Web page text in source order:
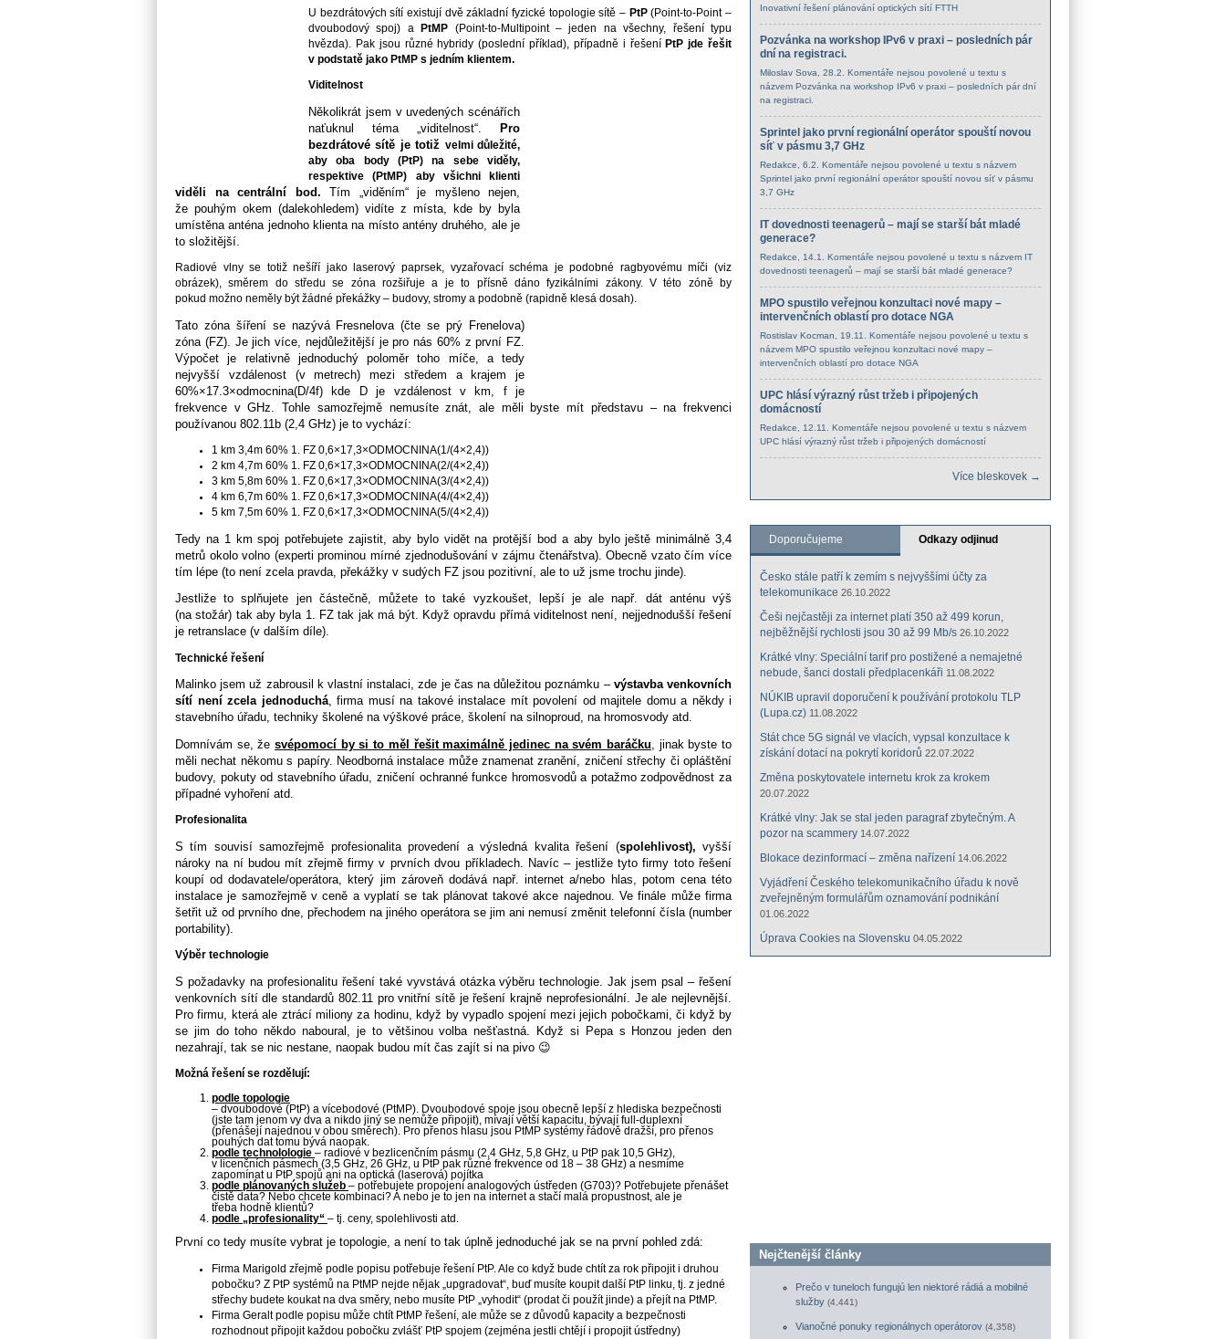
U bezdrátových sítí existují dvě základní fyzické topologie sítě – PtP(Point-to-Point –
dvoubodový spoj) a
PtMP (Point-to-Multipoint – jeden na všechny, řešení typu
hvězda). Pak jsou různé hybridy (poslední příklad), případně i řešení PtP jde řešit
v podstatě jako PtMP s jedním klientem.
Viditelnost
Několikrát jsem v uvedených scénářích
naťuknul téma „viditelnost“. Pro
bezdrátové sítě je totiž velmi důležité,
aby oba body (PtP) na sebe viděly,
respektive (PtMP) aby všichni klienti
viděli na centrální bod. Tím „viděním“ je myšleno nejen,
že pouhým okem (dalekohledem) vidíte z místa, kde by byla
umístěna anténa jednoho klienta na místo antény druhého, ale je
to složitější.
Radiové vlny se totiž nešíří jako laserový paprsek, vyzařovací schéma je podobné ragbyovému míči (viz
obrázek), směrem do středu se zóna rozšiřuje a je to přísně dáno fyzikálními zákony. V této zóně by
pokud možno neměly být žádné překážky – budovy, stromy a podobně (rapidně klesá dosah).
Tato zóna šíření se nazývá Fresnelova (čte se prý Frenelova)
zóna (FZ). Je jich více, nejdůležitější je pro nás 60% z první FZ.
Výpočet je relativně jednoduchý poloměr toho míče, a tedy
nejvyšší vzdálenost (v metrech) mezi středem a krajem je
60%×17.3×odmocnina(D/4f) kde D je vzdálenost v km, f je
frekvence v GHz. Tohle samozřejmě nemusíte znát, ale měli byste mít představu – na frekvenci
používanou 802.11b (2,4 GHz) je to vychází:
1 km 3,4m 60% 1. FZ 0,6×17,3×ODMOCNINA(1/(4×2,4))
2 km 4,7m 60% 1. FZ 0,6×17,3×ODMOCNINA(2/(4×2,4))
3 km 5,8m 60% 1. FZ 0,6×17,3×ODMOCNINA(3/(4×2,4))
4 km 6,7m 60% 1. FZ 0,6×17,3×ODMOCNINA(4/(4×2,4))
5 km 7,5m 60% 1. FZ 0,6×17,3×ODMOCNINA(5/(4×2,4))
Tedy na 1 km spoj potřebujete zajistit, aby bylo vidět na protější bod a aby bylo ještě minimálně 3,4
metrů okolo volno (expertiprominou mírné zjednodušování v zájmu čtenářstva). Obecně vzato čím více
tím lépe (to není zcela pravda, překážky v sudých FZ jsou pozitivní, ale to už jsme trochu jinde).
Jestliže to splňujete jen částečně, můžete to také vyzkoušet, lepší je ale např. dát anténu výš
(na stožár) tak aby byla 1. FZ tak jak má být. Když opravdu přímá viditelnostnení, nejjednodušší řešení
je retranslace (v dalším díle).
Technické řešení
Malinko jsem už zabrousil k vlastní instalaci, zde je čas nadůležitou poznámku – výstavba venkovních
sítí není zcela jednoduchá, firma musí na takové instalace mít povolení od majitele domu a někdy i
stavebního úřadu, techniky školené na výškové práce, školení na silnoproud, na hromosvody atd.
Domnívám se, žesvépomocí by si to měl řešitmaximálně jedinec na svém baráčku , jinak byste to
měli nechat někomu s papíry. Neodborná instalace může znamenat zranění, zničení střechy či opláštění
budovy, pokuty od stavebního úřadu, zničení ochranné funkce hromosvodů a potažmo zodpovědnost za
případné vyhoření atd.
Profesionalita
S tím souvisí samozřejmě profesionalita provedení a výsledná kvalita řešení (spolehlivost),vyšší
nároky na ní budou mít zřejmě firmy v prvních dvou příkladech. Navíc – jestliže tyto firmy toto řešení
koupí od dodavatele/operátora,
který jim zároveň dodává např. internet a/nebo hlas, potom cena této
instalace je samozřejmě v ceně a vyplatí se tak plánovat takové akce najednou. Ve finále může firma
šetřit už od prvního dne, přechodem na jiného operátora se jim ani nemusí změnit telefonní čísla (number
portability).
Výběr technologie
S požadavky na profesionalitu řešení také vyvstává otázka výběru technologie. Jak jsem psal– řešení
venkovních sítí dle standardů 802.11 pro vnitřní sítě je řešení krajně neprofesionální. Je ale nejlevnější.
Pro firmu, která ale ztrácí miliony za hodinu,
když by vypadlo spojení mezi jejich pobočkami, či když by
se jim do toho někdo naboural, je to většinou volba nešťastná. Když si Pepa s Honzou jeden den
nezahrají, tak se nic nestane, naopak budou mít čas zajít si na pivo 😉
Možná řešení se rozdělují:
podle topologie
– dvoubodové (PtP) a vícebodové (PtMP). Dvoubodové spoje jsou obecně lepší z hlediska bezpečnosti
(jste tam jenom vy dva a nikdo jiný se nemůže připojit), mívají větší kapacitu, bývají full-duplexní
(přenášejí najednou v obou směrech). Pro přenos hlasu jsou PtMP systémy řádově dražší, pro přenos
pouhých dat tomu bývá naopak.
podle technolologie – radiové v bezlicenčním pásmu (2,4 GHz, 5,8 GHz, u PtP pak 10,5 GHz),
v licenčních pásmech (3,5 GHz, 26 GHz, u PtP pak různé frekvence od 18 – 38 GHz) a nesmíme
zapomínat u PtP spojů ani na optická (laserová) pojítka
podle plánovaných služeb – potřebujete propojení analogových ústředen (G703)? Potřebujete přenášet
čistě data? Nebo chcete kombinaci? A nebo je to jen na internet a stačí malá propustnost, ale je
třeba hodně klientů?
podle „profesionality“ – tj. ceny, spolehlivosti atd.
První co tedy musíte vybrat je topologie, a není to tak úplně jednoduché jak se na první pohled zdá:
Firma Marigold zřejmě podle popisu potřebuje řešení PtP. Ale co když bude chtít za rok připojit i druhou
pobočku? Z PtP systémů na PtMP nejde nějak „upgradovat“, buď musíte koupit další PtP linku, tj. z jedné
střechy budete koukat na dva směry, nebo musíte PtP „vyhodit“ (prodat či použít jinde) a přejít na PtMP.
Firma Geralt podle popisu může chtít PtMP řešení, ale může se z důvodů kapacity a bezpečnosti
rozhodnout připojit každou pobočku zvlášť PtP spojem (zejména jestli chtějí i propojit ústředny)
Inovativní řešení plánování optických sítí FTTH
Pozvánka na workshop IPv6 v praxi – posledních pár
dní na registraci.
Miloslav Sova , 28.2. Komentáře nejsou povolené u textu s
názvem Pozvánka na workshop IPv6 v praxi – posledních pár dní
na registraci.
Sprintel jako první regionální operátor spouští novou
síť v pásmu 3,7 GHz
Redakce , 6.2. Komentáře nejsou povolené u textu s názvem
Sprintel jako první regionální operátor spouští novou síť v pásmu
3,7 GHz
IT dovednosti teenagerů – mají se starší bát mladé
generace?
Redakce , 14.1. Komentáře nejsou povolené u textu s názvem IT
dovednosti teenagerů – mají se starší bát mladé generace?
MPO spustilo veřejnou konzultaci nové mapy –
intervenčních oblastí pro dotace NGA
Rostislav Kocman , 19.11. Komentáře nejsou povolené u textu s
názvem MPO spustilo veřejnou konzultaci nové mapy –
intervenčních oblastí pro dotace NGA
UPC hlásí výrazný růst tržeb i připojených
domácností
Redakce , 12.11. Komentáře nejsou povolené u textu s názvem
UPC hlásí výrazný růst tržeb i připojených domácností
Více bleskovek →
Doporučujeme Odkazy odjinud
Česko stále patří k zemím s nejvyššími účty za
telekomunikace 26.10.2022
Češi nejčastěji za internet platí 350 až 499 korun,
nejběžnější rychlosti jsou 30 až 99 Mb/s 26.10.2022
Krátké vlny: Speciální tarif pro postižené a nemajetné
nebude, šanci dostali předplacenkáři 11.08.2022
NÚKIB upravil doporučení k používání protokolu TLP
(Lupa.cz) 11.08.2022
Stát chce 5G signál ve vlacích, vypsal konzultace k
získání dotací na pokrytí koridorů 22.07.2022
Změna poskytovatele internetu krok za krokem
20.07.2022
Krátké vlny: Jak se stal jeden paragraf zbytečným. A
pozor na scammery 14.07.2022
Blokace dezinformací – změna nařízení 14.06.2022
Vyjádření Českého telekomunikačního úřadu k nově
zveřejněným formulářům oznamování podnikání
01.06.2022
Úprava Cookies na Slovensku 04.05.2022
Nejčtenější články
Prečo v tuneloch fungujú len niektoré rádiá a mobilné
služby (4,441)
Vianočné ponuky regionálnych operátorov (4,358)